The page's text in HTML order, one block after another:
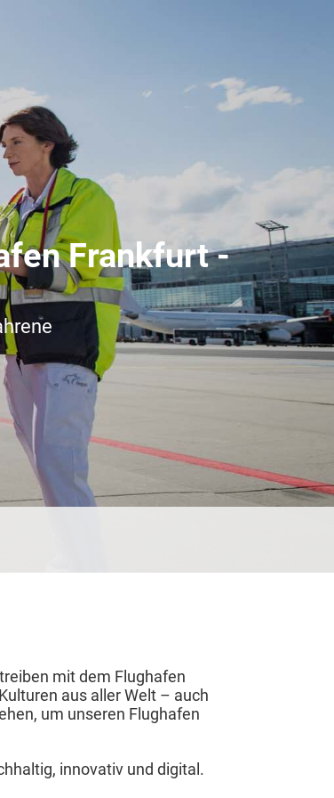
Frankfurt -
mit dem Flughafen
aus aller Welt – auch
um unseren Flughafen
innovativ und digital.